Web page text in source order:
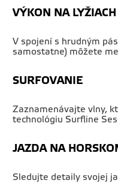
VÝKON NA LYŽIACH
V spojení s hrudným
samostatne) môžete
SURFOVANIE
Zaznamenávajte vlny,
technológiu Surfline
JAZDA NA
Sledujte detaily svojej